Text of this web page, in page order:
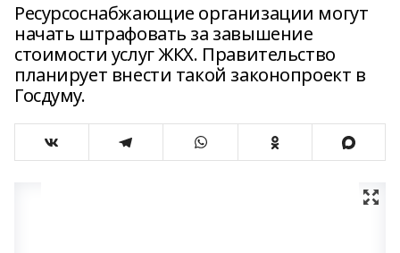
Ресурсоснабжающие организации могут
начать штрафовать за завышение
стоимости услуг ЖКХ. Правительство
планирует внести такой законопроект в
Госдуму.